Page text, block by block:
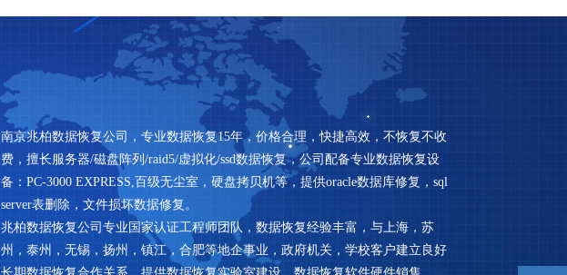
南京兆柏数据恢复公司，专业数据恢复15年，价格合理，快捷高效，不恢复不收
费，擅长服务器/磁盘阵列/raid5/虚拟化/ssd数据恢复，公司配备专业数据恢复设
备：PC-3000 EXPRESS,百级无尘室，硬盘拷贝机等，提供oracle数据库修复，sql
server表删除，文件损坏数据修复。
兆柏数据恢复公司专业国家认证工程师团队，数据恢复经验丰富，与上海，苏
州，泰州，无锡，扬州，镇江，合肥等地企事业，政府机关，学校客户建立良好